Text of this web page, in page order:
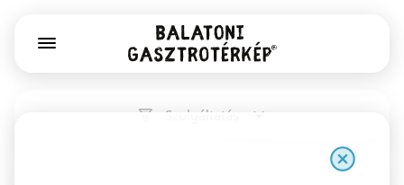
Szolgáltatás